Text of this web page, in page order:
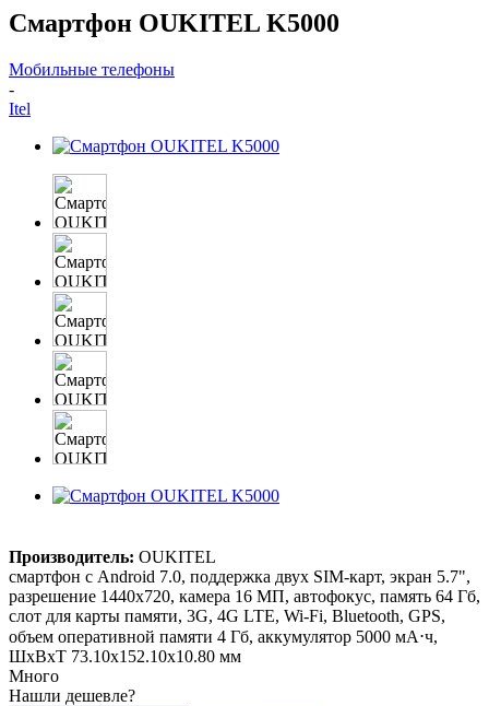
Смартфон OUKITEL K5000
Мобильные телефоны
-
Itel
Производитель: OUKITEL
смартфон с Android 7.0, поддержка двух SIM-карт, экран 5.7",
разрешение 1440x720, камера 16 МП, автофокус, память 64 Гб,
слот для карты памяти, 3G, 4G LTE, Wi-Fi, Bluetooth, GPS,
объем оперативной памяти 4 Гб, аккумулятор 5000 мА⋅ч,
ШxВxТ 73.10x152.10x10.80 мм
Много
Нашли дешевле?